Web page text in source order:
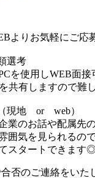
よりお気軽にご応
選考
を使用しWEB面接
共有しますので難
現地 or web）
業のお話や配属先
囲気を見られるの
スタートできます
否のご連絡をいた